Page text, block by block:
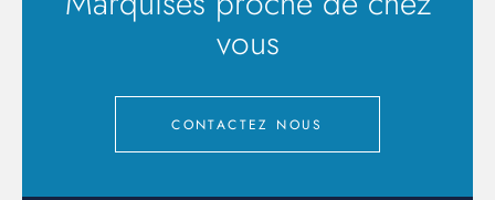
vous
CONTACTEZ NOUS